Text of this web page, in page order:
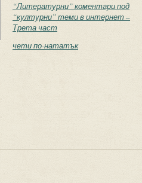
“Литературни” коментари под
“културни” теми в интернет –
Трета част
чети по-нататък